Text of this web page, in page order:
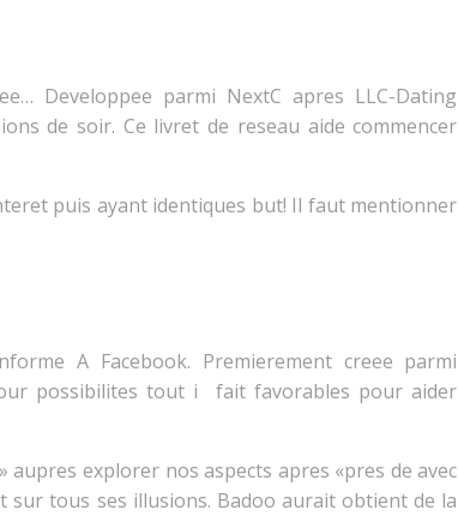
Developpee parmi NextC apres LLC-Dating
de soir. Ce livret de reseau aide commencer
puis ayant identiques but! Il faut mentionner
A Facebook. Premierement creee parmi
possibilites tout i fait favorables pour aider
aupres explorer nos aspects apres «pres de avec
sur tous ses illusions. Badoo aurait obtient de la